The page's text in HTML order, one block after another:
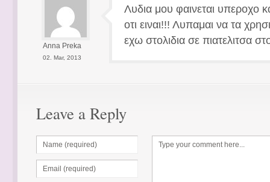
Αnna Preka
02. Mar, 2013
Λυδια μου φαινεται υπεροχο
οτι ειναι!!! Λυπαμαι να τα
εχω στολιδια σε πιατελιτσα
Leave a Reply